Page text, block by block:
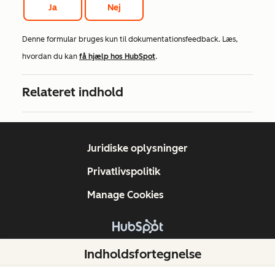
Ja Nej
Denne formular bruges kun til dokumentationsfeedback. Læs,
hvordan du kan få hjælp hos HubSpot.
Relateret indhold
Indholdsfortegnelse
Copyright © 2026 HubSpot, Inc.
Juridiske oplysninger
Privatlivspolitik
Manage Cookies